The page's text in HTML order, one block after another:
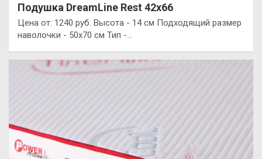
Подушка DreamLine Rest 42х66
Цена от: 1240 руб. Высота - 14 см Подходящий размер
наволочки - 50x70 см Тип -…